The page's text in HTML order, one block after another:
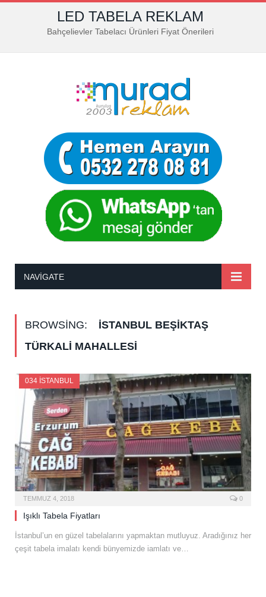
LED TABELA REKLAM
Bahçelievler Tabelacı Ürünleri Fiyat Önerileri
NAVIGATE
BROWSING:
İSTANBUL BEŞIKTAŞ
TÜRKALI MAHALLESI
034 İSTANBUL
TEMMUZ 4, 2018 0
Işıklı Tabela Fiyatları
İstanbul’un en güzel tabelalarını yapmaktan mutluyuz. Aradığınız her
çeşit tabela imalatı kendi bünyemizde iamlatı ve…